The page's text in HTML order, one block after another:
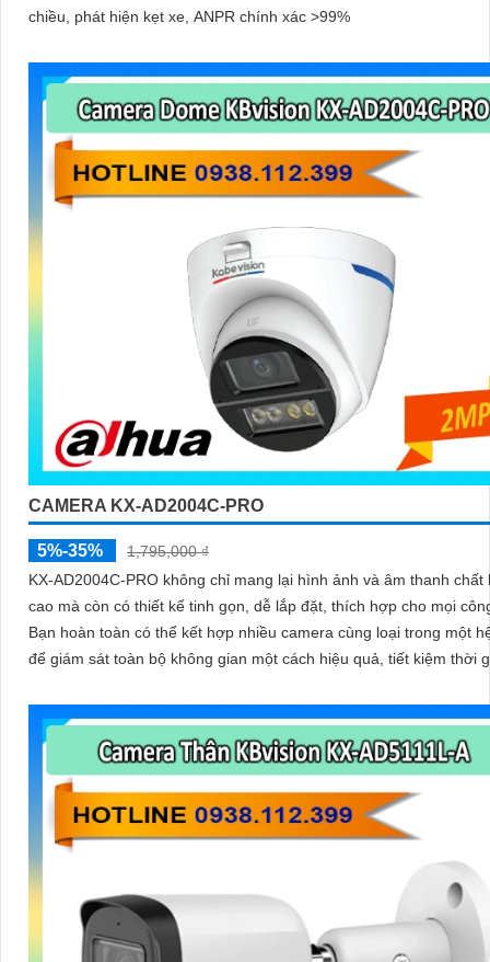
chiều, phát hiện kẹt xe, ANPR chính xác >99%
CAMERA KX-AD2004C-PRO
5%-35%
1,795,000 ₫
KX‑AD2004C‑PRO không chỉ mang lại hình ảnh và âm thanh chất
cao mà còn có thiết kế tinh gọn, dễ lắp đặt, thích hợp cho mọi
Bạn hoàn toàn có thể kết hợp nhiều camera cùng loại trong một
để giám sát toàn bộ không gian một cách hiệu quả, tiết kiệm thời